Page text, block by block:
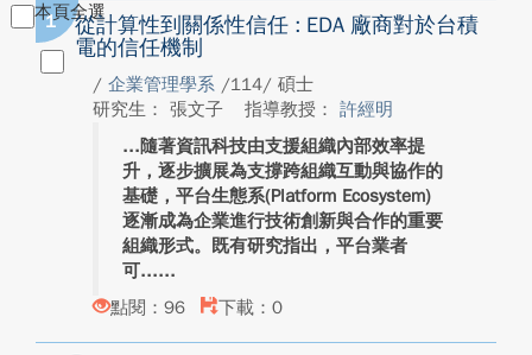
本頁全選
1
從計算性到關係性信任 : EDA 廠商對於台積
電的信任機制
/ 企業管理學系 /114/ 碩士
研究生： 張文子
指導教授： 許經明
隨著資訊科技由支援組織內部效率提
升，逐步擴展為支撐跨組織互動與協作的
基礎，平台生態系(Platform Ecosystem)
逐漸成為企業進行技術創新與合作的重要
組織形式。既有研究指出，平台業者
可...
點閱：96
下載：0